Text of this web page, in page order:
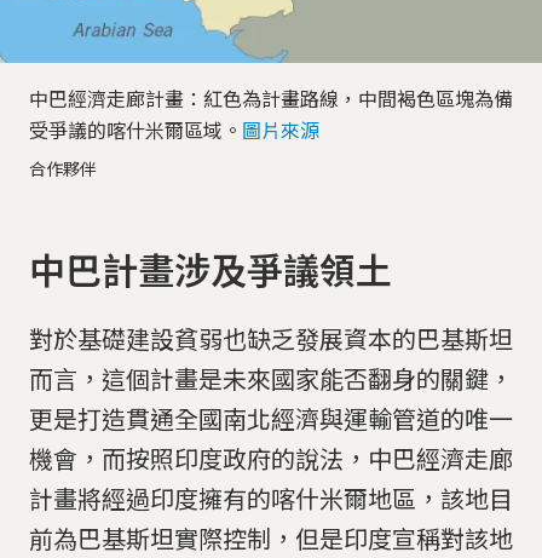
中巴經濟走廊計畫：紅色為計畫路線，中間褐色區塊為備
受爭議的喀什米爾區域。 圖片來源
合作夥伴
中巴計畫涉及爭議領土
對於基礎建設貧弱也缺乏發展資本的巴基斯坦
而言，這個計畫是未來國家能否翻身的關鍵，
更是打造貫通全國南北經濟與運輸管道的唯一
機會，而按照印度政府的說法，中巴經濟走廊
計畫將經過印度擁有的喀什米爾地區，該地目
前為巴基斯坦實際控制，但是印度宣稱對該地